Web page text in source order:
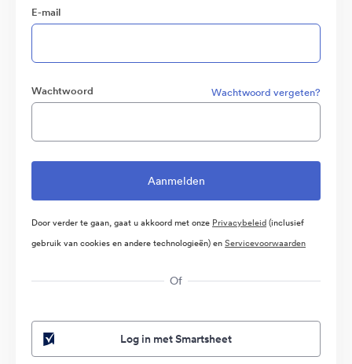
E-mail
Wachtwoord Wachtwoord vergeten?
Door verder te gaan, gaat u akkoord met onze Privacybeleid(inclusief
gebruik van cookies en andere technologieën) enServicevoorwaarden
Of
Log in met Smartsheet